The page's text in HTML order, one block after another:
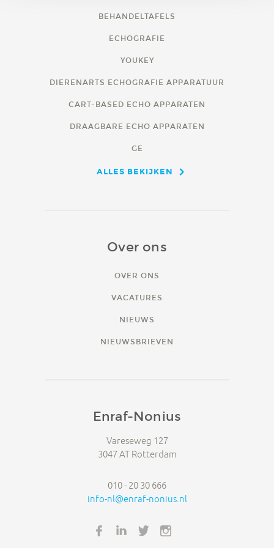
BEHANDELTAFELS
ECHOGRAFIE
YOUKEY
DIERENARTS ECHOGRAFIE APPARATUUR
CART-BASED ECHO APPARATEN
DRAAGBARE ECHO APPARATEN
GE
ALLES BEKIJKEN
Over ons
OVER ONS
VACATURES
NIEUWS
NIEUWSBRIEVEN
Enraf-Nonius
Vareseweg 127
3047 AT Rotterdam
010 - 20 30 666
info-nl@enraf-nonius.nl
FACEBOOK
LINKEDINTWITTER